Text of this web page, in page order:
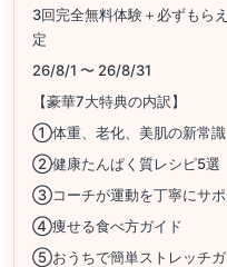
3回完全無料体験＋必ずもら
定
26/8/1 〜 26/8/31
【豪華7大特典の内訳】
①体重、老化、美肌の新常識
②健康たんぱく質レシピ5選
③コーチが運動を丁寧にサポ
④痩せる食べ方ガイド
⑤おうちで簡単ストレッチガ